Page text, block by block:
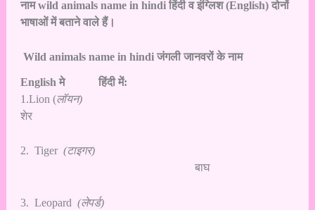
नाम wild animals name in hindi हिंदी व इंग्लिश (English) दोनों
भाषाओं में बताने वाले हैं।
Wild animals name in hindi जंगली जानवरों के नाम
English मे हिंदी में:
1.Lion (लॉयन)
शेर
2. Tiger (टाइगर)
बाघ
3. Leopard (लेपर्ड)